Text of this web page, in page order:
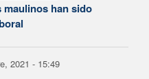
maulinos han sido
2021 - 15:49